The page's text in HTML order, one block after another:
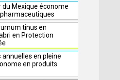
du Mexique économe
tinus en
en Protection
en pleine
en produits